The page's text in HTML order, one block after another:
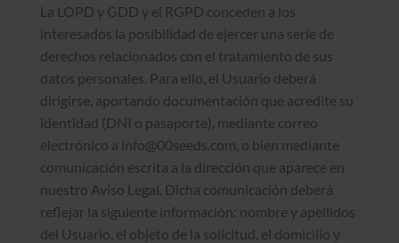
La LOPD y GDD y el RGPD conceden a los
interesados la posibilidad de ejercer una serie de
derechos relacionados con el tratamiento de sus
datos personales. Para ello, el Usuario deberá
dirigirse, aportando documentación que acredite su
identidad (DNI o pasaporte), mediante correo
electrónico a info@00seeds.com, o bien mediante
comunicación escrita a la dirección que aparece en
nuestro Aviso Legal. Dicha comunicación deberá
reflejar la siguiente información: nombre y apellidos
del Usuario, el objeto de la solicitud, el domicilio y